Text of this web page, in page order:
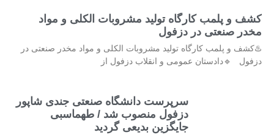
کشف و پلمب کارگاه تولید مشروبات الکلی و مواد
مخدر صنعتی در دزفول
♨️کشف و پلمب کارگاه تولید مشروبات الکلی و مواد مخدر صنعتی در
دزفول 🔹دادستان عمومی و انقلاب دزفول از
سرپرست دانشگاه صنعتی جندی شاپور
دزفول منصوب شد / طهماسبی
جایگزین بدیعی گردید